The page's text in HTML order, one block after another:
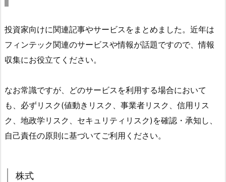
投資家向けに関連記事やサービスをまとめました。近年は
フィンテック関連のサービスや情報が話題ですので、情報
収集にお役立てください。
なお常識ですが、どのサービスを利用する場合において
も、必ずリスク(値動きリスク、事業者リスク、信用リス
ク、地政学リスク、セキュリティリスク)を確認・承知し、
自己責任の原則に基づいてご利用ください。
株式